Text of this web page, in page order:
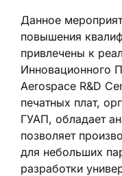
Данное
повышения
привлечены к
Инновационного
Aerospace R&D
печатных плат,
ГУАП, обладает
позволяет
для небольших
разработки